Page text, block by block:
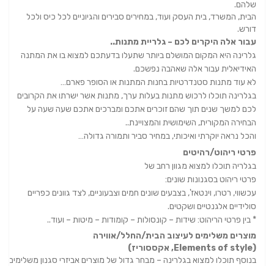
שלהם.
הבית, המשרד, בית העסק ועוד, במחירים סבירים והגיוניים לכל כיס ולכל
דורש.
עבור אלה היקרים לכם – גלריית מתנות..
גלרינה היא המקום המושלם ביותר שתעלו בדעתכם למצוא בו את המתנה
האידיאלית עבור אלה שאהבה נפשכם.
לא עוד מתנות סטנדרטיות בחנות המתנות או הסופר פארם…
בגלרינה תוכלו לרכוש מתנות בעלות ערך, מתנות אשר ישרתו את הקרובים
לכם למשך שנים תוך שהם זוכרים אתכם ומברכים אתכם שעה שעה על
הבחירה המקורית, השימושית והמצויינת..
והכל נראה יוקרתי ואיכותי, במחיר סביר ותמורה גדולה…
פרטי ריהוט/רהיטים
בגלריה תוכלו למצוא מגוון רחב של
פרטי ריהוט בסגנונות שונים:
עכשווי, רטרו, וינטאז', בצבעים שונים חמים וצבעוניים, לצד גוונים כפריים
סולידיים אלגנטיים ושקטים.
* בין פרטי הריהוט: שידות – קונסולות – קומודות – מיטות – ועוד..
מוצרים משלימים לעיצוב הבית/החלל/אווירה
(Elements of style, אקססוריז)
בנוסף תוכלו למצוא בגלרינה – מבחר גדול של מוצרים אביזרי סגנון משלימים